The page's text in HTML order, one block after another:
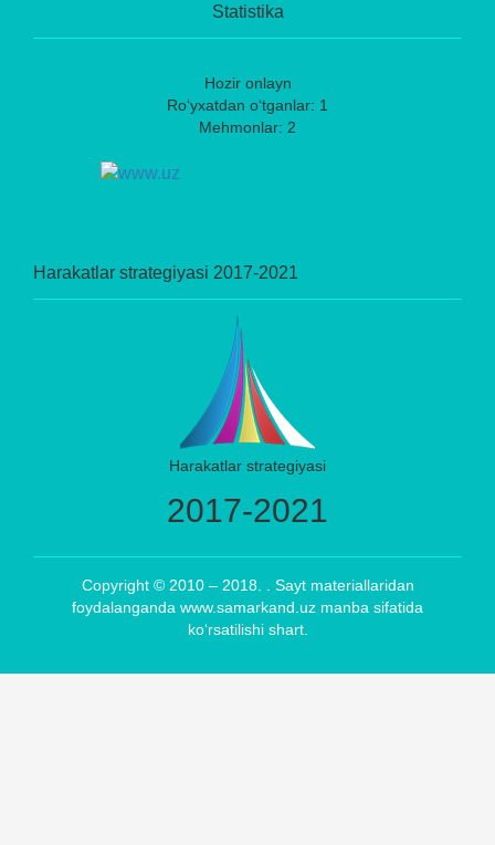
Statistika
Hozir onlayn
Ro‘yxatdan o‘tganlar: 1
Mehmonlar: 2
Harakatlar strategiyasi 2017-2021
Harakatlar strategiyasi
2017-2021
Copyright © 2010 – 2018. . Sayt materiallaridan
foydalanganda www.samarkand.uz manba sifatida
ko‘rsatilishi shart.